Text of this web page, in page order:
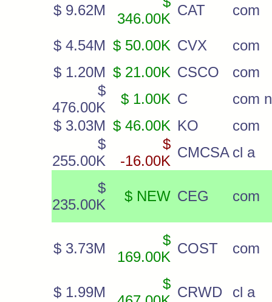
$ 9.62M
346.00K
CAT com
$ 4.54M $ 50.00K CVX
com
$ 1.20M $ 21.00K CSCO
com
$
476.00K
$ 1.00K C
com
$ 3.03M $ 46.00K KO
com
$
255.00K
$
-16.00K
CMCSA cl a
$
235.00K
$ NEW CEG com
$ 3.73M
$
169.00K
COST com
$ 1.99M
$
CRWD cl a